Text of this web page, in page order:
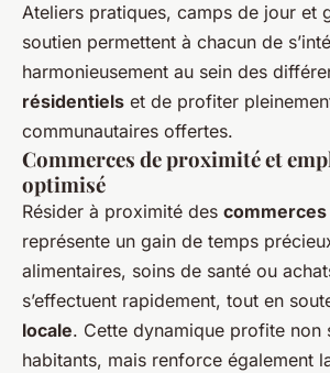
Ateliers pratiques, camps de jour et
soutien permettent à chacun de
harmonieusement au sein des
résidentiels et de profiter
communautaires offertes.
Commerces de proximité et
optimisé
Résider à proximité des
représente un gain de temps
alimentaires, soins de santé ou
s’effectuent rapidement, tout en
locale. Cette dynamique profite non
habitants, mais renforce également